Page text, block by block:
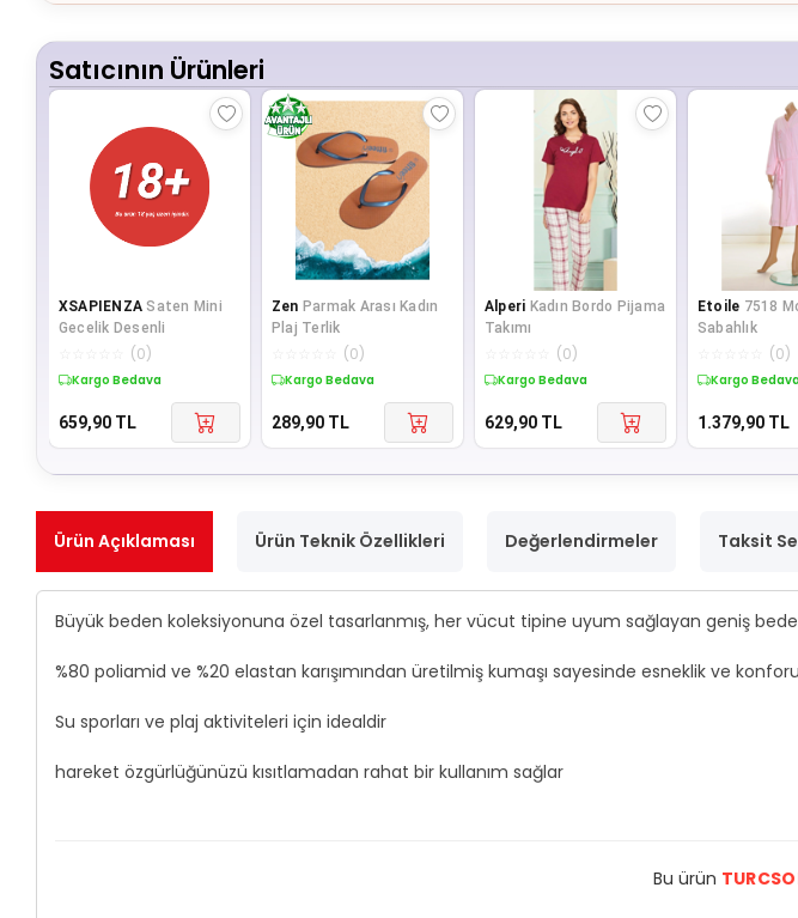
Satıcının Ürünleri
XSAPIENZA Saten Mini
Gecelik Desenli
(0)
Kargo Bedava
659,90 TL
Zen Parmak Arası Kadın
Plaj Terlik
(0)
Kargo Bedava
289,90 TL
Alperi Kadın Bordo Pijama
Takımı
(0)
Kargo Bedava
629,90 TL
Etoile 7518
Sabahlık
(0)
Kargo
1.379,90 TL
Ürün Açıklaması Ürün Teknik Özellikleri Değerlendirmeler Taksit
Büyük beden koleksiyonuna özel tasarlanmış, her vücut tipine uyum sağlayan geniş
%80 poliamid ve %20 elastan karışımından üretilmiş kumaşı sayesinde esneklik ve
Su sporları ve plaj aktiviteleri için idealdir
hareket özgürlüğünüzü kısıtlamadan rahat bir kullanım sağlar
Bu ürün